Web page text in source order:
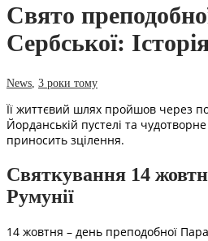
Свято
Сербської:
News 3 роки тому
Її життєвий шлях пройшов через
Йорданській пустелі та
приносить зцілення.
Святкування 14
Румунії
14 жовтня – день преподобної